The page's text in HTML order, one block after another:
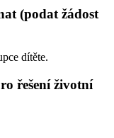
(podat žádost
dítěte.
řešení životní